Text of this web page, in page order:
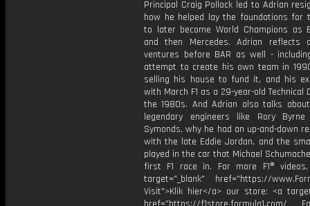
Principal Craig Pollock led to Adrian
how he helped lay the foundations for
to later become World Champions as
and then Mercedes. Adrian reflects
ventures before BAR as well -
attempt to create his own team in
selling his house to fund it, and his
with March F1 as a 29-year-old Technical
the 1980s. And Adrian also talks
legendary engineers like Rory
Symonds, why he had an up-and-down
with the late Eddie Jordan, and the
played in the car that Michael
first F1 race in. For more F1®
target="_blank" href="https://
Visit">Klik hier</a> our store: <a